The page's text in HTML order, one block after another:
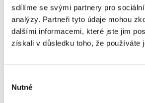
sdílíme se svými partnery pro
analýzy. Partneři tyto údaje mohou
dalšími informacemi, které jste jim
získali v důsledku toho, že používáte
souhlasu
Nutné
Odstranění nadměrného
nábytku / vybavení z bytu
1200 Kč
750 Kč